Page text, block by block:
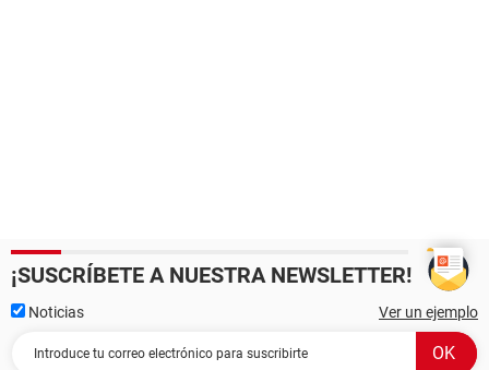
¡SUSCRÍBETE A NUESTRA NEWSLETTER!
Noticias Ver un ejemplo